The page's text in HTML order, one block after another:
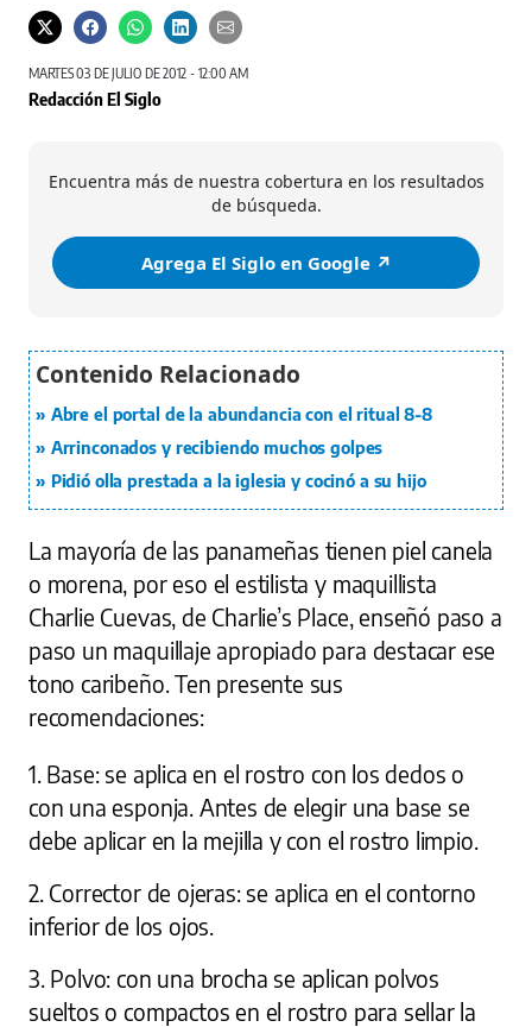
MARTES 03 DE JULIO DE 2012 - 12:00 AM
Redacción El Siglo
Encuentra más de nuestra cobertura en los resultados
de búsqueda.
Agrega El Siglo en Google ↗️
Abre el portal de la abundancia con el ritual 8-8
Arrinconados y recibiendo muchos golpes
Pidió olla prestada a la iglesia y cocinó a su hijo
La mayoría de las panameñas tienen piel canela
o morena, por eso el estilista y maquillista
Charlie Cuevas, de Charlie’s Place, enseñó paso a
paso un maquillaje apropiado para destacar ese
tono caribeño. Ten presente sus
recomendaciones:
1. Base: se aplica en el rostro con los dedos o
con una esponja. Antes de elegir una base se
debe aplicar en la mejilla y con el rostro limpio.
2. Corrector de ojeras: se aplica en el contorno
inferior de los ojos.
3. Polvo: con una brocha se aplican polvos
sueltos o compactos en el rostro para sellar la